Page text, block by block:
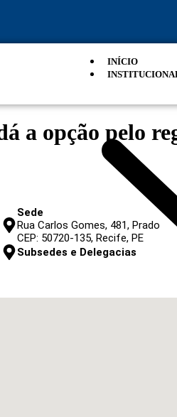
INÍCIO
a opção pelo
Sede
Rua Carlos Gomes, 481, Prado
CEP: 50720-135, Recife, PE
Subsedes e Delegacias